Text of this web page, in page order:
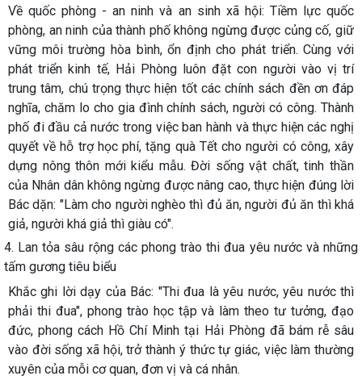
Về quốc phòng - an ninh và an sinh xã hội: Tiềm lực quốc
phòng, an ninh của thành phố không ngừng được củng cố, giữ
vững môi trường hòa bình, ổn định cho phát triển. Cùng với
phát triển kinh tế, Hải Phòng luôn đặt con người vào vị trí
trung tâm, chú trọng thực hiện tốt các chính sách đền ơn đáp
nghĩa, chăm lo cho gia đình chính sách, người có công. Thành
phố đi đầu cả nước trong việc ban hành và thực hiện các nghị
quyết về hỗ trợ học phí, tặng quà Tết cho người có công, xây
dựng nông thôn mới kiểu mẫu. Đời sống vật chất, tinh thần
của Nhân dân không ngừng được nâng cao, thực hiện đúng lời
Bác dặn: "Làm cho người nghèo thì đủ ăn, người đủ ăn thì khá
giả, người khá giả thì giàu có".
4. Lan tỏa sâu rộng các phong trào thi đua yêu nước và những
tấm gương tiêu biểu
Khắc ghi lời dạy của Bác: "Thi đua là yêu nước, yêu nước thì
phải thi đua", phong trào học tập và làm theo tư tưởng, đạo
đức, phong cách Hồ Chí Minh tại Hải Phòng đã bám rễ sâu
vào đời sống xã hội, trở thành ý thức tự giác, việc làm thường
xuyên của mỗi cơ quan, đơn vị và cá nhân.